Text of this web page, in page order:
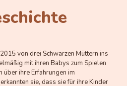
von drei Schwarzen Müttern ins
mit ihren Babys zum Spielen
über ihre Erfahrungen im
sie, dass sie für ihre Kinder